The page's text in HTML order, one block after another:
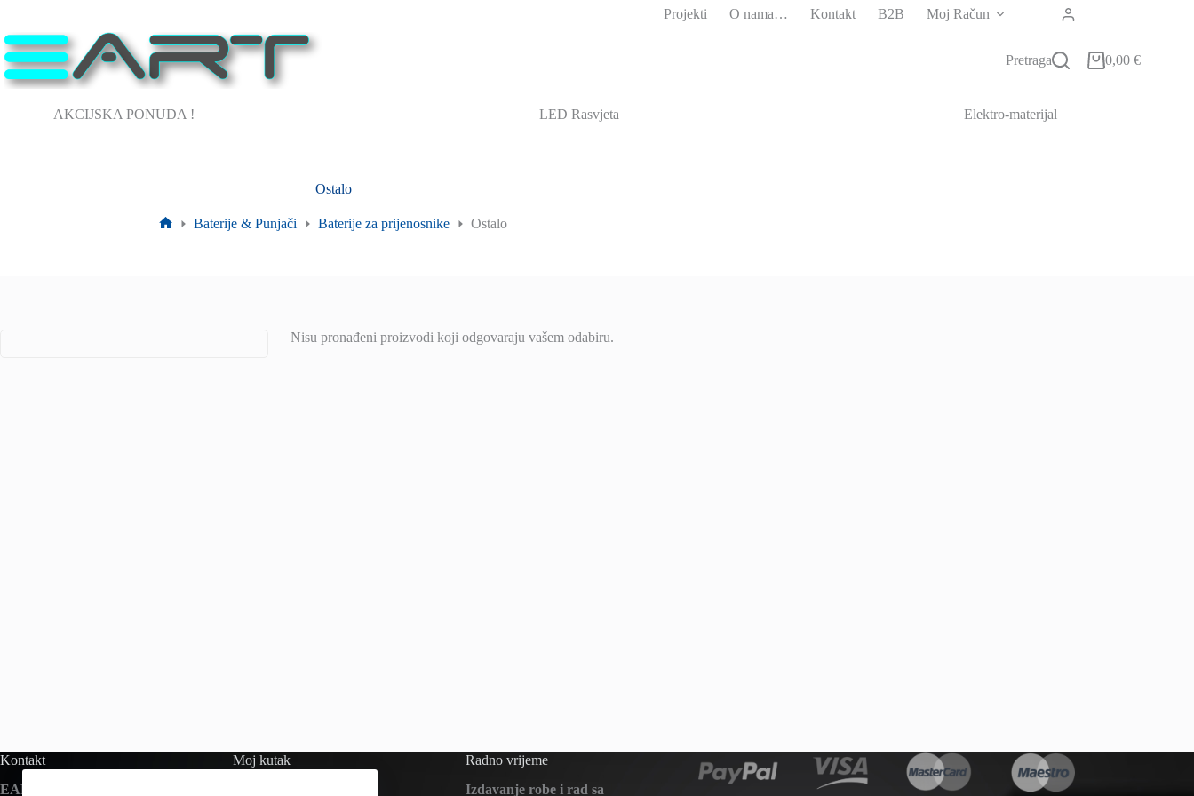
sadržaj
Projekti O nama… Kontakt B2B Moj Račun
Pretraga Košarica
0,00 €
AKCIJSKA PONUDA ! LED Rasvjeta Elektro-materijal
Ostalo
Baterije & Punjači Baterije za prijenosnike Ostalo
Nisu pronađeni proizvodi koji odgovaraju vašem odabiru.
Kontakt
EART d.o.o.
Moj kutak
Radno vrijeme
Izdavanje robe i rad sa